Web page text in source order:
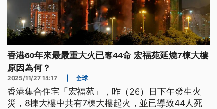
香港60年來最嚴重大火已奪44命 宏福苑延燒7棟大樓
原因為何？
2025/11/27 14:17 全球
香港集合住宅「宏福苑」，昨（26）日下午發生火
災，8棟大樓中共有7棟大樓起火，並已導致44人死